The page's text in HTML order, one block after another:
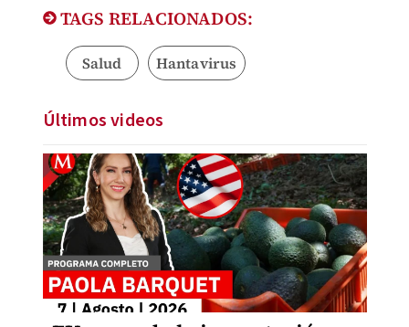
TAGS RELACIONADOS:
Salud Hantavirus
Últimos videos